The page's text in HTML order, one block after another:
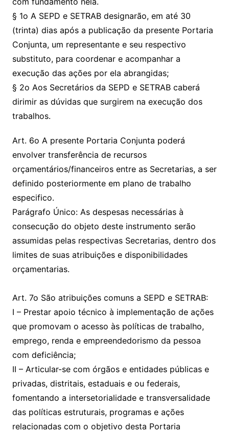
§ 1o A SEPD e SETRAB designarão, em até 30
(trinta) dias após a publicação da presente Portaria
Conjunta, um representante e seu respectivo
substituto, para coordenar e acompanhar a
execução das ações por ela abrangidas;
§ 2o Aos Secretários da SEPD e SETRAB caberá
dirimir as dúvidas que surgirem na execução dos
trabalhos.
Art. 6o A presente Portaria Conjunta poderá
envolver transferência de recursos
orçamentários/financeiros entre as Secretarias, a ser
definido posteriormente em plano de trabalho
especifico.
Parágrafo Único: As despesas necessárias à
consecução do objeto deste instrumento serão
assumidas pelas respectivas Secretarias, dentro dos
limites de suas atribuições e disponibilidades
orçamentarias.
Art. 7o São atribuições comuns a SEPD e SETRAB:
I – Prestar apoio técnico à implementação de ações
que promovam o acesso às políticas de trabalho,
emprego, renda e empreendedorismo da pessoa
com deficiência;
II – Articular-se com órgãos e entidades públicas e
privadas, distritais, estaduais e ou federais,
fomentando a intersetorialidade e transversalidade
das políticas estruturais, programas e ações
relacionadas com o objetivo desta Portaria